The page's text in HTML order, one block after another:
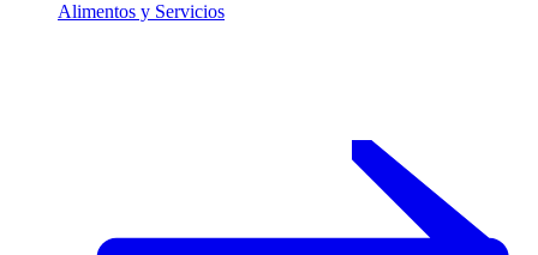
Alimentos y Servicios